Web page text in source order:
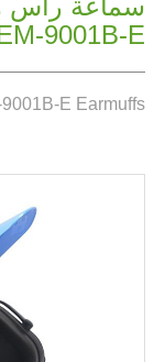
9001B-E
9001B-E Earmuffs